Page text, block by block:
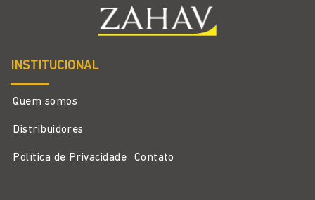
INSTITUCIONAL
Quem somos
Distribuidores
Política de Privacidade Contato